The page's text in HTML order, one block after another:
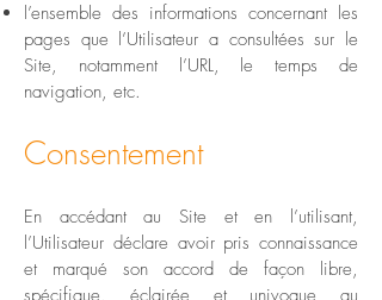
l’ensemble des informations concernant les
pages que l’Utilisateur a consultées sur le
Site, notamment l’URL, le temps de
navigation, etc.
Consentement
En accédant au Site et en l’utilisant,
l’Utilisateur déclare avoir pris connaissance
et marqué son accord de façon libre,
spécifique, éclairée et univoque au